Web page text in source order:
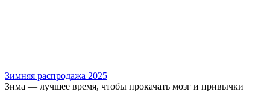
Зимняя распродажа 2025
Зима — лучшее время, чтобы прокачать мозг и привычки